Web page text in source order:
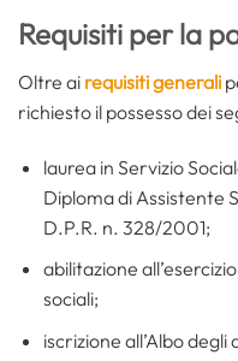
Requisiti per la
Oltre ai requisiti generali
richiesto il possesso dei
laurea in Servizio
Diploma di Assistente
D.P.R. n. 328/2001;
abilitazione
sociali;
iscrizione all’Albo degli